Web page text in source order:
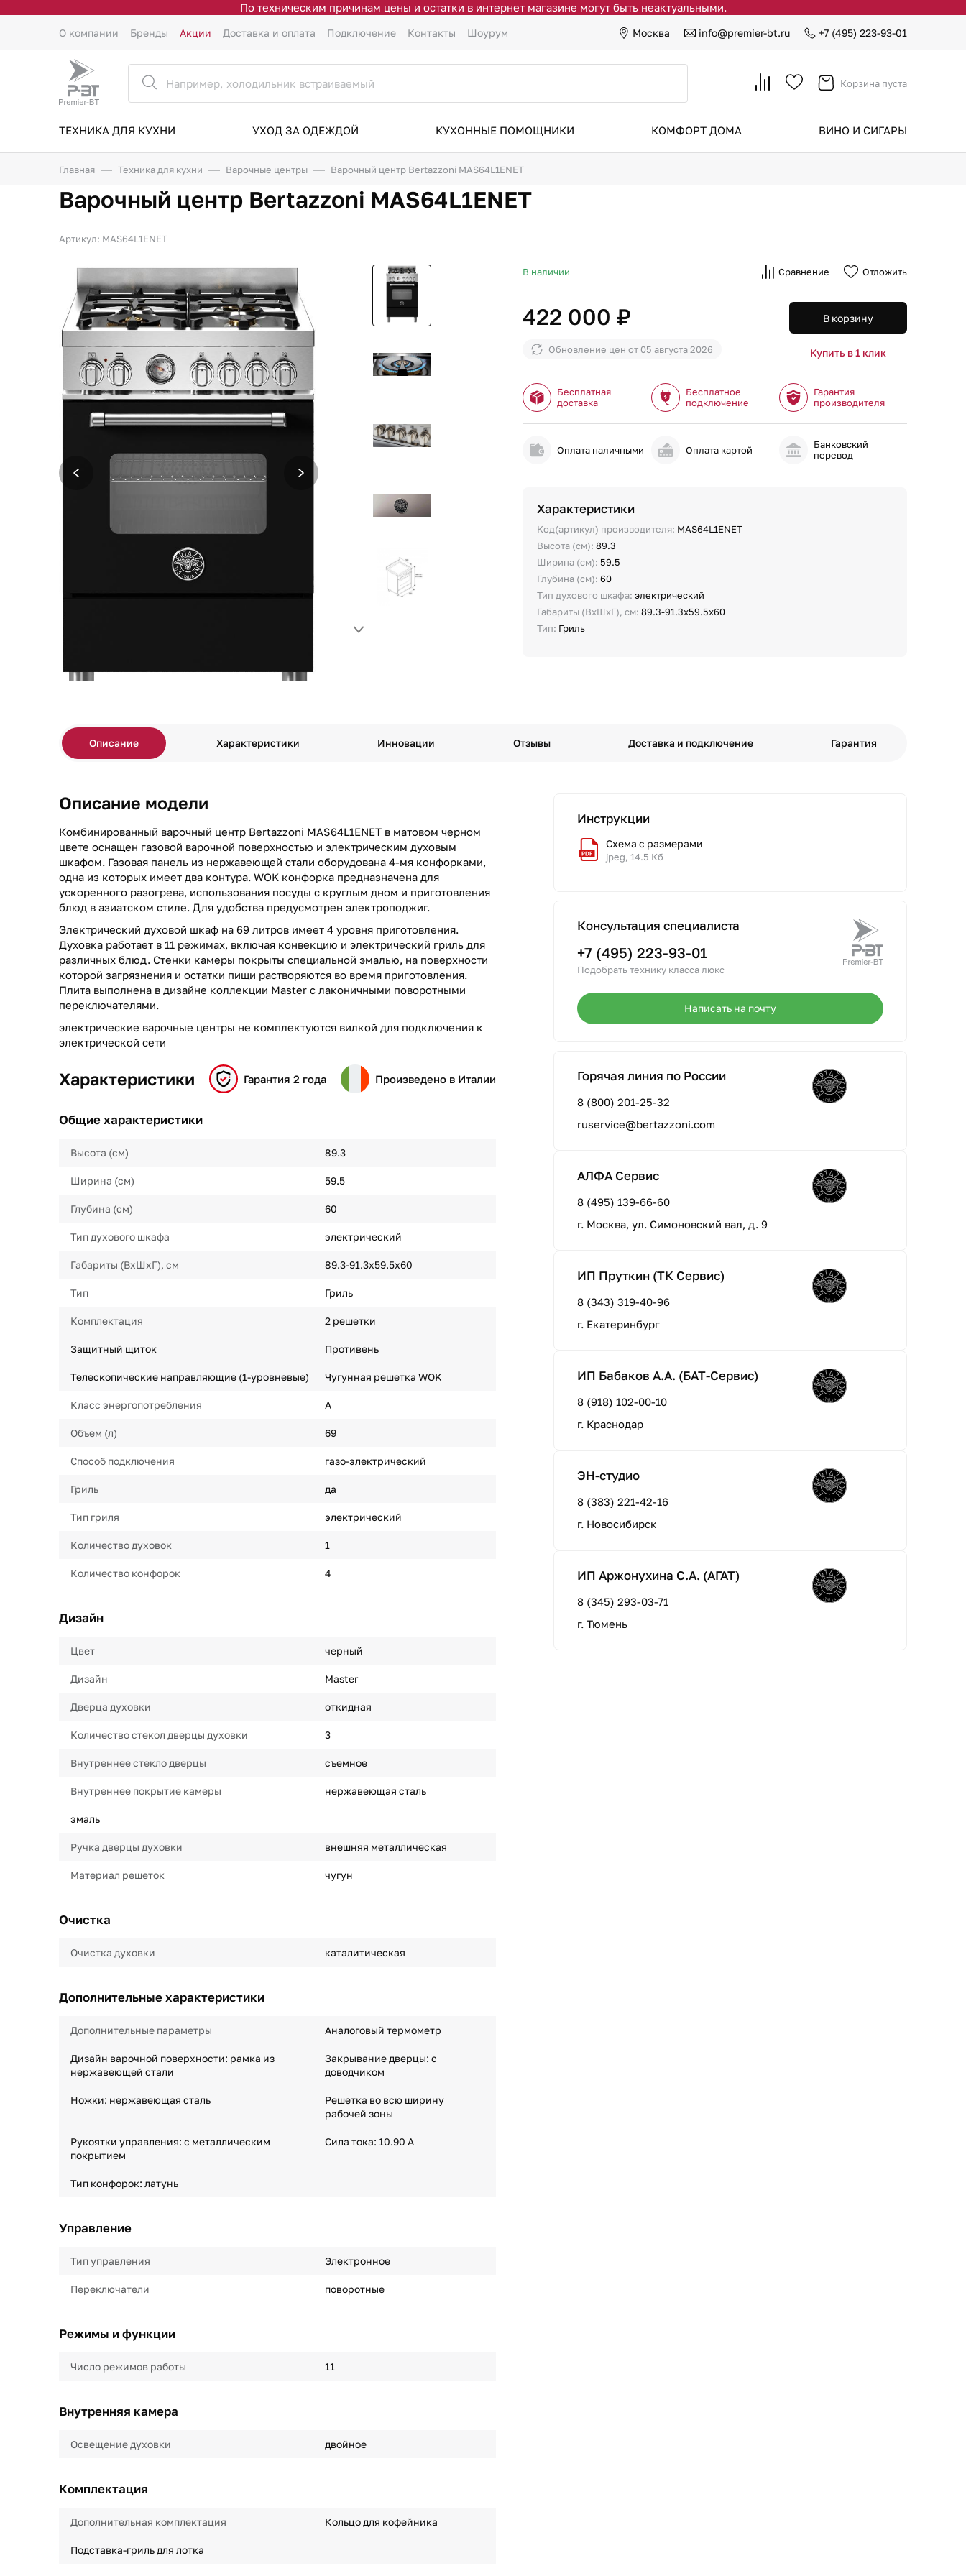
По техническим причинам цены и остатки в интернет магазине могут быть неактуальными.
О компании Бренды Акции Доставка и оплата Подключение Контакты Шоурум Москва info@premier-bt.ru +7 (495) 223-93-01
Корзина пуста
ТЕХНИКА ДЛЯ КУХНИ УХОД ЗА ОДЕЖДОЙ КУХОННЫЕ ПОМОЩНИКИ КОМФОРТ ДОМА ВИНО И СИГАРЫ
Главная Техника для кухни Варочные центры Варочный центр Bertazzoni MAS64L1ENET
Варочный центр Bertazzoni MAS64L1ENET
Артикул: MAS64L1ENET
В наличии Сравнение Отложить
422 000 ₽
Обновление цен от 05 августа 2026
В корзину
Купить в 1 клик
Бесплатная
доставка
Бесплатное
подключение
Гарантия
производителя
Оплата наличными Оплата картой
Банковский
перевод
Характеристики
Код(артикул) производителя: MAS64L1ENET
Высота (см):89.3
Ширина (см): 59.5
Глубина (см):60
Тип духового шкафа:электрический
Габариты (ВхШхГ), см:89.3-91.3х59.5х60
Тип: Гриль
Описание Характеристики Инновации Отзывы Доставка и подключение Гарантия
Описание модели
Комбинированный варочный центр Bertazzoni MAS64L1ENET в матовом черном
цвете оснащен газовой варочной поверхностью и электрическим духовым
шкафом. Газовая панель из нержавеющей стали оборудована 4-мя конфорками,
одна из которых имеет два контура. WOK конфорка предназначена для
ускоренного разогрева, использования посуды с круглым дном и приготовления
блюд в азиатском стиле. Для удобства предусмотрен электроподжиг.
Электрический духовой шкаф на 69 литров имеет 4 уровня приготовления.
Духовка работает в 11 режимах, включая конвекцию и электрический гриль для
различных блюд. Стенки камеры покрыты специальной эмалью, на поверхности
которой загрязнения и остатки пищи растворяются во время приготовления.
Плита выполнена в дизайне коллекции Master с лаконичными поворотными
переключателями.
электрические варочные центры не комплектуются вилкой для подключения к
электрической сети
Характеристики Гарантия 2 года Произведено в Италии
Общие характеристики
Высота (см) 89.3
Ширина (см) 59.5
Глубина (см) 60
Тип духового шкафа электрический
Габариты (ВхШхГ), см 89.3-91.3х59.5х60
Тип Гриль
Комплектация 2 решетки
Защитный щиток Противень
Телескопические направляющие (1-уровневые) Чугунная решетка WOK
Класс энергопотребления A
Объем (л) 69
Способ подключения газо-электрический
Гриль да
Тип гриля электрический
Количество духовок 1
Количество конфорок 4
Дизайн
Цвет черный
Дизайн Master
Дверца духовки откидная
Количество стекол дверцы духовки 3
Внутреннее стекло дверцы съемное
Внутреннее покрытие камеры нержавеющая сталь
эмаль
Ручка дверцы духовки внешняя металлическая
Материал решеток чугун
Очистка
Очистка духовки каталитическая
Дополнительные характеристики
Дополнительные параметры Аналоговый термометр
Дизайн варочной поверхности: рамка из
нержавеющей стали
Закрывание дверцы: с
доводчиком
Ножки: нержавеющая сталь
Решетка во всю ширину
рабочей зоны
Рукоятки управления: с металлическим
покрытием
Сила тока: 10.90 A
Тип конфорок: латунь
Управление
Тип управления Электронное
Переключатели поворотные
Режимы и функции
Число режимов работы 11
Внутренняя камера
Освещение духовки двойное
Комплектация
Дополнительная комплектация Кольцо для кофейника
Подставка-гриль для лотка
Инструкции
Схема с размерами
jpeg, 14.5 Кб
Консультация специалиста
+7 (495) 223-93-01
Подобрать технику класса люкс
Написать на почту
Горячая линия по России
8 (800) 201-25-32
ruservice@bertazzoni.com
АЛФА Сервис
8 (495) 139-66-60
г. Москва, ул. Симоновский вал, д. 9
ИП Пруткин (ТК Сервис)
8 (343) 319-40-96
г. Екатеринбург
ИП Бабаков А.А. (БАТ-Сервис)
8 (918) 102-00-10
г. Краснодар
ЭН-студио
8 (383) 221-42-16
г. Новосибирск
ИП Аржонухина С.А. (АГАТ)
8 (345) 293-03-71
г. Тюмень